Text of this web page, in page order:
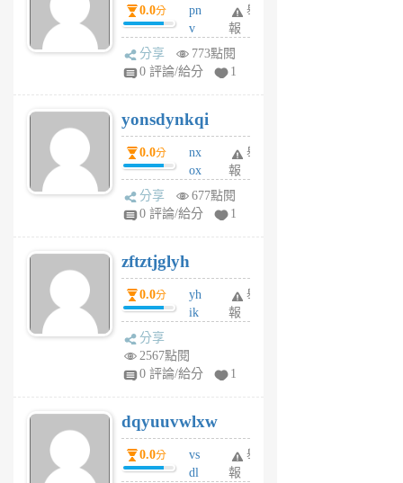
月
前
0.0分
pn
v
wt
sv
6
個
月
前
舉
報
分享
773點閱
0 評論/給分
1
yonsdynkqi
0.0分
nx
ox
rh
pe
月
前
舉
報
分享
677點閱
0 評論/給分
1
zftztjglyh
0.0分
yh
ik
tu
6
個
月
前
舉
報
分享
2567點閱
0 評論/給分
1
dqyuuvwlxw
0.0分
vs
dl
舉
報